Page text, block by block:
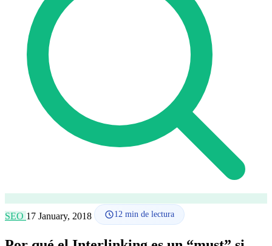
Asesoría SEO Estudio de Enlazado Auditoría SEO
Consultoría SEO
Cómo funciona
Idioma
🇪🇸 ES
🇬🇧 EN
Acceder
SEO 17 January, 2018 12 min de lectura